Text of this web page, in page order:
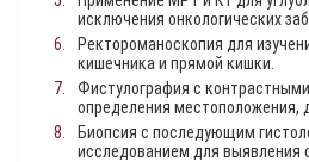
исключения онкологических
Ректороманоскопия для
кишечника и прямой кишки.
Фистулография с
определения местоположения,
Биопсия с последующим
исследованием для выявления